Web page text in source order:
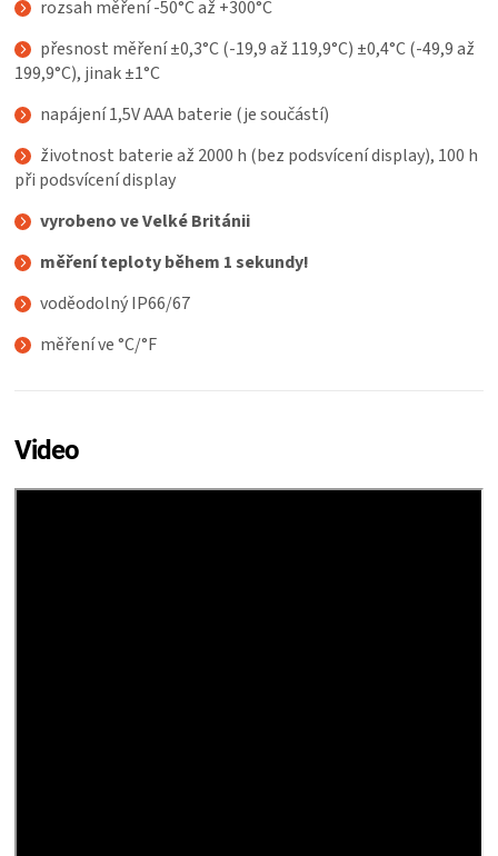
rozsah měření -50°C až +300°C
přesnost měření±0,3°C (-19,9 až 119,9°C) ±0,4°C (-49,9 až
199,9°C), jinak ±1°C
napájení 1,5V AAA baterie (je součástí)
životnost baterie až 2000 h (bez podsvícení display), 100 h
při podsvícení display
vyrobeno ve Velké Británii
měření teploty během 1 sekundy!
voděodolný IP66/67
měření ve °C/°F
Video